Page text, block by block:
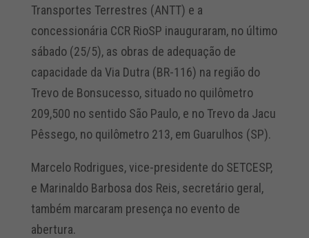
Transportes Terrestres (ANTT) e a
concessionária CCR RioSP inauguraram, no último
sábado (25/5), as obras de adequação de
capacidade da Via Dutra (BR-116) na região do
Trevo de Bonsucesso, situado no quilômetro
209,500 no sentido São Paulo, e no Trevo da Jacu
Pêssego, no quilômetro 213, em Guarulhos (SP).
Marcelo Rodrigues, vice-presidente do SETCESP,
e Marinaldo Barbosa dos Reis, secretário geral,
também marcaram presença no evento de
abertura.